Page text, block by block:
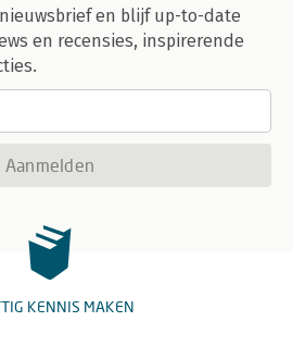
en blijf up-to-date
en recensies, inspirerende
Aanmelden
KENNIS MAKEN